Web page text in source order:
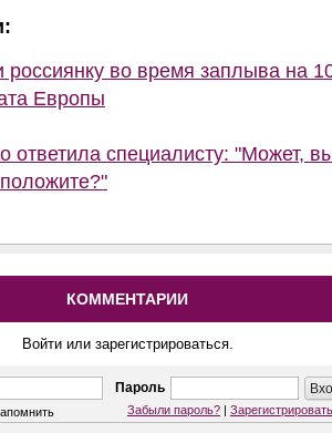
во время заплыва на
Европы
ответила специалисту: "Может,
КОММЕНТАРИИ
Войти или зарегистрироваться.
Пароль
Забыли пароль? |